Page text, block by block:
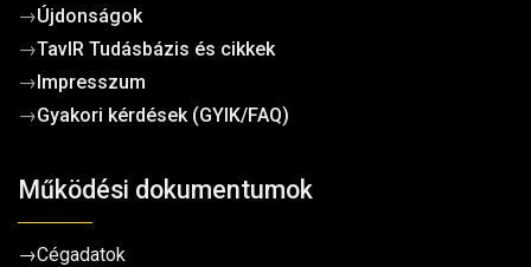
→Újdonságok
→TavIR Tudásbázis és cikkek
→Impresszum
→Gyakori kérdések (GYIK/FAQ)
Működési dokumentumok
→Cégadatok